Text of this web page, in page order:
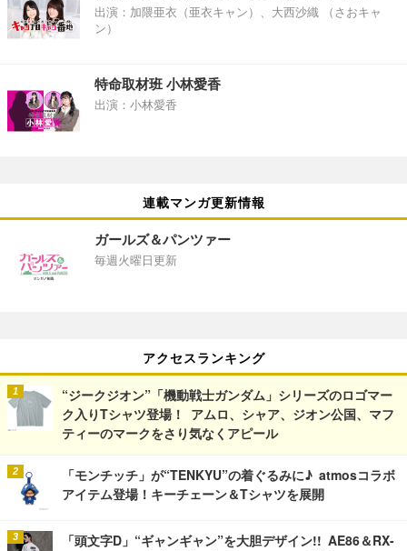
出演：加隈亜衣（亜衣キャン）、大西沙織 （さおキャ
ン）
特命取材班 小林愛香
出演：小林愛香
連載マンガ更新情報
ガールズ＆パンツァー
毎週火曜日更新
アクセスランキング
“ジークジオン”「機動戦士ガンダム」シリーズのロゴマー
ク入りTシャツ登場！ アムロ、シャア、ジオン公国、マフ
ティーのマークをさり気なくアピール
「モンチッチ」が“TENKYU”の着ぐるみに♪ atmosコラボ
アイテム登場！キーチェーン＆Tシャツを展開
「頭文字D」“ギャンギャン”を大胆デザイン!! AE86＆RX-